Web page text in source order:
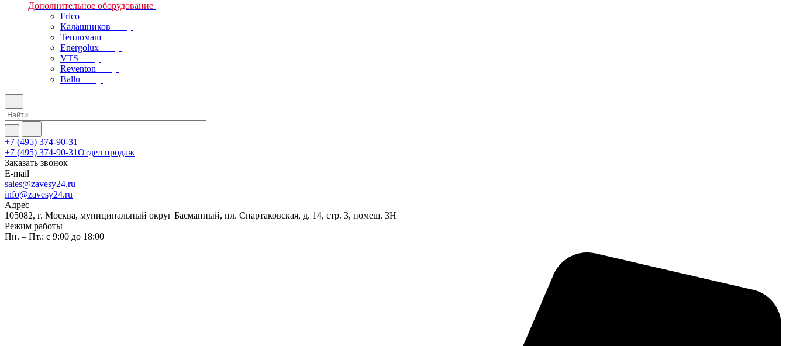
Дополнительное оборудование
Frico
Калашников
Тепломаш
Energolux
VTS
Reventon
Ballu
+7 (495) 374-90-31
+7 (495) 374-90-31Отдел продаж
Заказать звонок
E-mail
sales@zavesy24.ru
info@zavesy24.ru
Адрес
105082, г. Москва, муниципальный округ Басманный, пл. Спартаковская, д. 14, стр. 3, помещ. 3Н
Режим работы
Пн. – Пт.: с 9:00 до 18:00